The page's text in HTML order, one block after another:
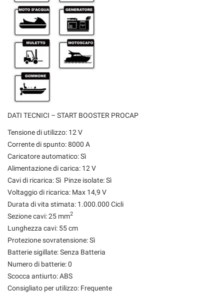
DATI TECNICI – START BOOSTER PROCAP
Tensione di utilizzo: 12 V
Corrente di spunto: 8000 A
Caricatore automatico: Sì
Alimentazione di carica: 12 V
Cavi di ricarica: Sì Pinze isolate: Sì
Voltaggio di ricarica: Max 14,9 V
Durata di vita stimata: 1.000.000 Cicli
Sezione cavi: 25 mm2
Lunghezza cavi: 55 cm
Protezione sovratensione: Sì
Batterie sigillate: Senza Batteria
Numero di batterie: 0
Scocca antiurto: ABS
Consigliato per utilizzo: Frequente